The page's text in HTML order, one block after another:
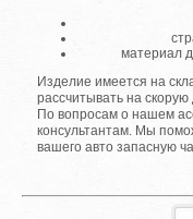
материал
Изделие имеется на
рассчитывать на скорую
По вопросам о нашем
консультантам. Мы
вашего авто запасную